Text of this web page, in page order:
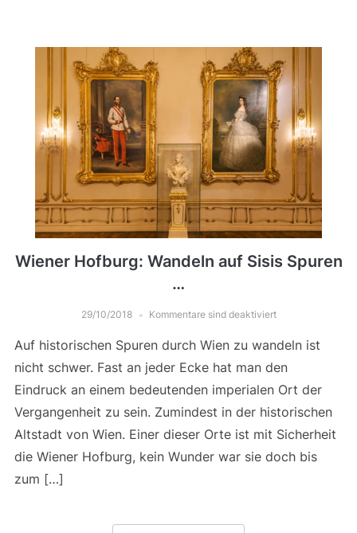
Wiener Hofburg: Wandeln auf Sisis Spuren
…
29/10/2018 Kommentare sind deaktiviert
Auf historischen Spuren durch Wien zu wandeln ist
nicht schwer. Fast an jeder Ecke hat man den
Eindruck an einem bedeutenden imperialen Ort der
Vergangenheit zu sein. Zumindest in der historischen
Altstadt von Wien. Einer dieser Orte ist mit Sicherheit
die Wiener Hofburg, kein Wunder war sie doch bis
zum […]